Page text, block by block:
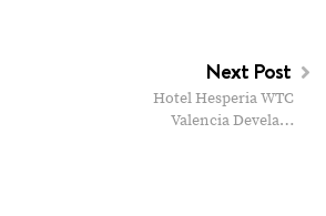
Next Post
Hotel Hesperia WTC
Valencia Devela…